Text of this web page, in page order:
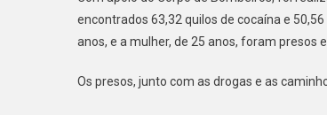
encontrados 63,32 quilos de cocaína e
anos, e a mulher, de 25 anos, foram presos
Os presos, junto com as drogas e as